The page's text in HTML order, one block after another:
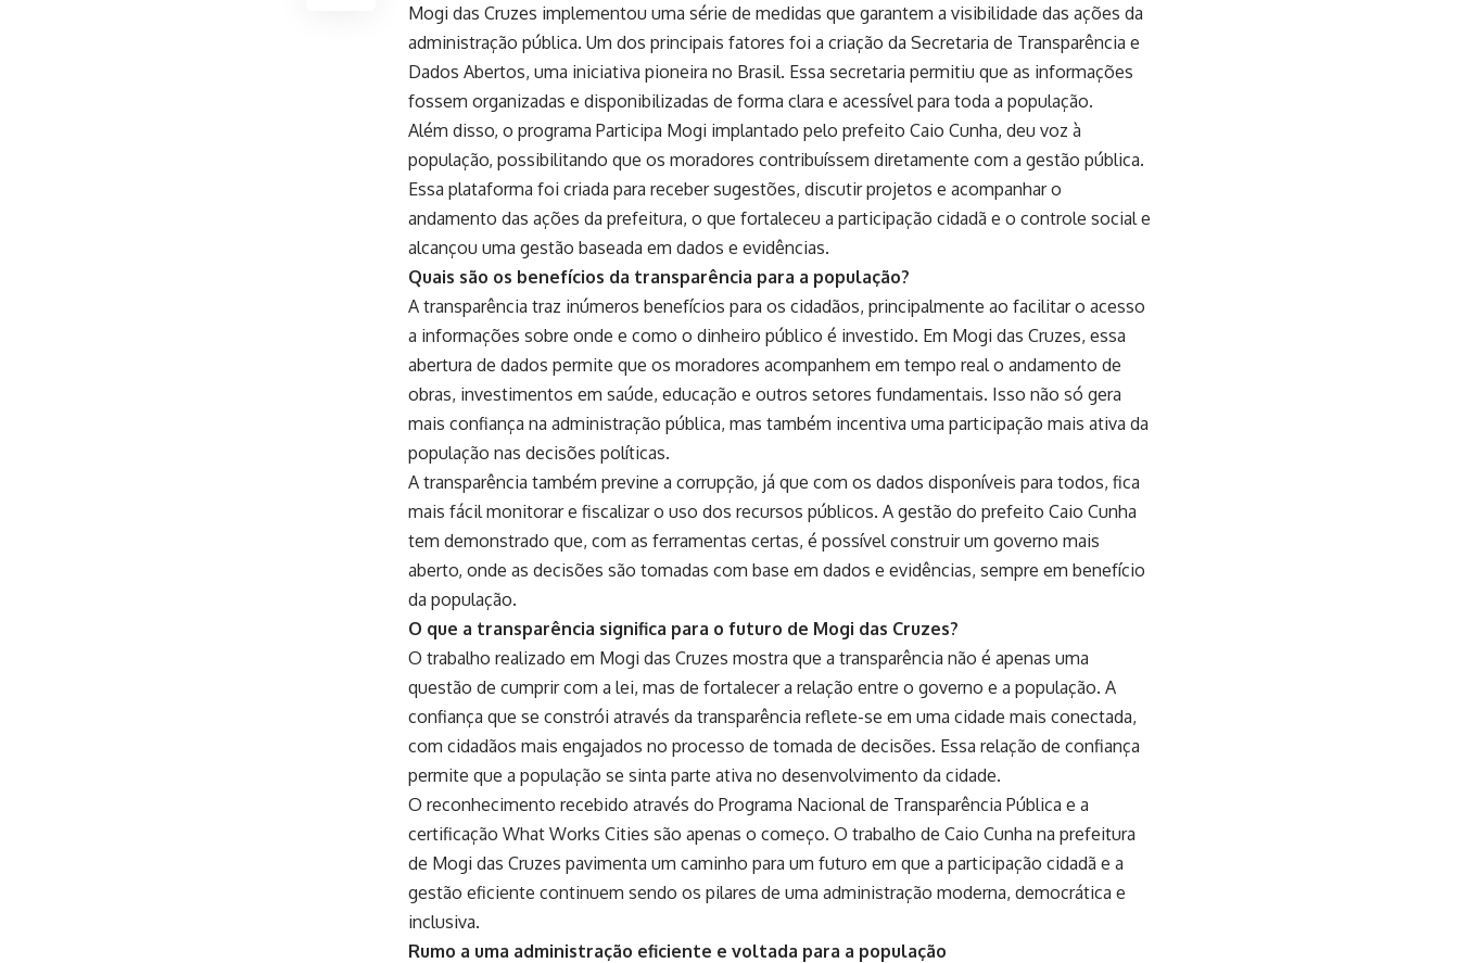
Mogi das Cruzes implementou uma série de medidas que garantem a visibilidade das ações da
administração pública. Um dos principais fatores foi a criação da Secretaria de Transparência e
Dados Abertos, uma iniciativa pioneira no Brasil. Essa secretaria permitiu que as informações
fossem organizadas e disponibilizadas de forma clara e acessível para toda a população.
Além disso, o programa Participa Mogi implantado pelo prefeito Caio Cunha, deu voz à
população, possibilitando que os moradores contribuíssem diretamente com a gestão pública.
Essa plataforma foi criada para receber sugestões, discutir projetos e acompanhar o
andamento das ações da prefeitura, o que fortaleceu a participação cidadã e o controle social e
alcançou uma gestão baseada em dados e evidências.
Quais são os benefícios da transparência para a população?
A transparência traz inúmeros benefícios para os cidadãos, principalmente ao facilitar o acesso
a informações sobre onde e como o dinheiro público é investido. Em Mogi das Cruzes, essa
abertura de dados permite que os moradores acompanhem em tempo real o andamento de
obras, investimentos em saúde, educação e outros setores fundamentais. Isso não só gera
mais confiança na administração pública, mas também incentiva uma participação mais ativa da
população nas decisões políticas.
A transparência também previne a corrupção, já que com os dados disponíveis para todos, fica
mais fácil monitorar e fiscalizar o uso dos recursos públicos. A gestão do prefeito Caio Cunha
tem demonstrado que, com as ferramentas certas, é possível construir um governo mais
aberto, onde as decisões são tomadas com base em dados e evidências, sempre em benefício
da população.
O que a transparência significa para o futuro de Mogi das Cruzes?
O trabalho realizado em Mogi das Cruzes mostra que a transparência não é apenas uma
questão de cumprir com a lei, mas de fortalecer a relação entre o governo e a população. A
confiança que se constrói através da transparência reflete-se em uma cidade mais conectada,
com cidadãos mais engajados no processo de tomada de decisões. Essa relação de confiança
permite que a população se sinta parte ativa no desenvolvimento da cidade.
O reconhecimento recebido através do Programa Nacional de Transparência Pública e a
certificação What Works Cities são apenas o começo. O trabalho de Caio Cunha na prefeitura
de Mogi das Cruzes pavimenta um caminho para um futuro em que a participação cidadã e a
gestão eficiente continuem sendo os pilares de uma administração moderna, democrática e
inclusiva.
Rumo a uma administração eficiente e voltada para a população